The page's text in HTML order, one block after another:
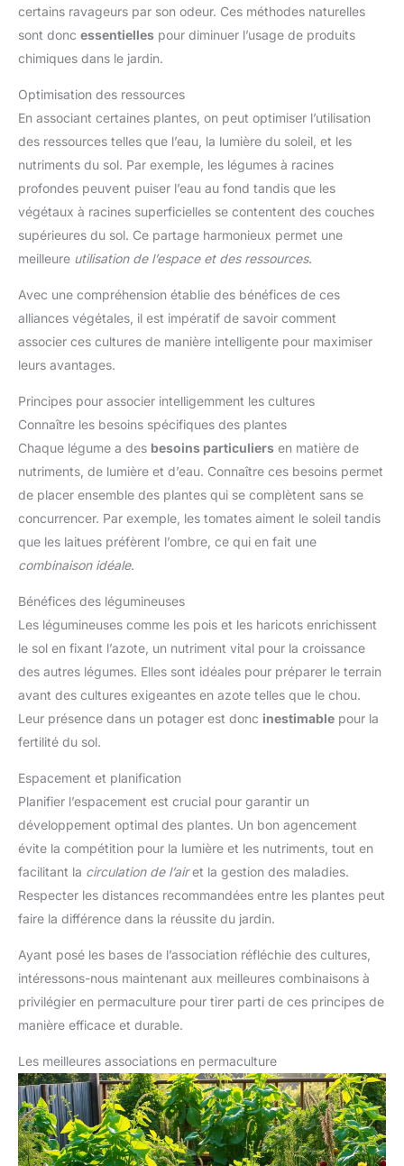
certains ravageurs par son odeur. Ces méthodes naturelles
sont donc essentielles pour diminuer l’usage de produits
chimiques dans le jardin.
Optimisation des ressources
En associant certaines plantes, on peut optimiser l’utilisation
des ressources telles que l’eau, la lumière du soleil, et les
nutriments du sol. Par exemple, les légumes à racines
profondes peuvent puiser l’eau au fond tandis que les
végétaux à racines superficielles se contentent des couches
supérieures du sol. Ce partage harmonieux permet une
meilleure utilisation de l’espace et des ressources.
Avec une compréhension établie des bénéfices de ces
alliances végétales, il est impératif de savoir comment
associer ces cultures de manière intelligente pour maximiser
leurs avantages.
Principes pour associer intelligemment les cultures
Connaître les besoins spécifiques des plantes
Chaque légume a des besoins particuliers en matière de
nutriments, de lumière et d’eau. Connaître ces besoins permet
de placer ensemble des plantes qui se complètent sans se
concurrencer. Par exemple, les tomates aiment le soleil tandis
que les laitues préfèrent l’ombre, ce qui en fait une
combinaison idéale.
Bénéfices des légumineuses
Les légumineuses comme les pois et les haricots enrichissent
le sol en fixant l’azote, un nutriment vital pour la croissance
des autres légumes. Elles sont idéales pour préparer le terrain
avant des cultures exigeantes en azote telles que le chou.
Leur présence dans un potager est donc inestimable pour la
fertilité du sol.
Espacement et planification
Planifier l’espacement est crucial pour garantir un
développement optimal des plantes. Un bon agencement
évite la compétition pour la lumière et les nutriments, tout en
facilitant la circulation de l’airet la gestion des maladies.
Respecter les distances recommandées entre les plantes peut
faire la différence dans la réussite du jardin.
Ayant posé les bases de l’association réfléchie des cultures,
intéressons-nous maintenant aux meilleures combinaisons à
privilégier en permaculture pour tirer parti de ces principes de
manière efficace et durable.
Les meilleures associations en permaculture